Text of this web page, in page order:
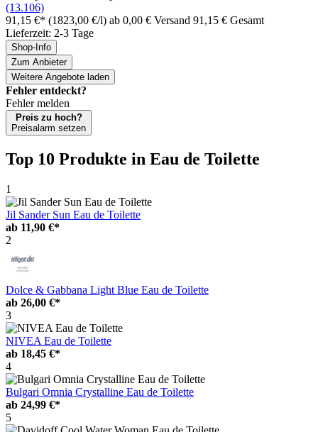
(13.106)
91,15 €* (1823,00 €/l) ab 0,00 € Versand 91,15 € Gesamt
Lieferzeit: 2-3 Tage
Shop-Info
Zum Anbieter
Weitere Angebote laden
Fehler entdeckt?
Fehler melden
Preis zu hoch?
Preisalarm setzen
Top 10 Produkte in Eau de Toilette
1
Jil Sander Sun Eau de Toilette
ab 11,90 €*
2
Dolce & Gabbana Light Blue Eau de Toilette
ab 26,00 €*
3
NIVEA Eau de Toilette
ab 18,45 €*
4
Bulgari Omnia Crystalline Eau de Toilette
ab 24,99 €*
5